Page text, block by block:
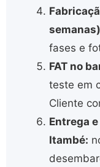
fases e
FAT no
teste em
Cliente
Entrega
Itambé: